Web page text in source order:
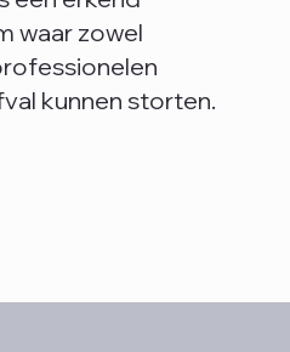
waar zowel
kunnen storten.